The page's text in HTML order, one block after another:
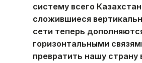
систему всего
сложившиеся
сети теперь
горизонтальными
превратить нашу страну